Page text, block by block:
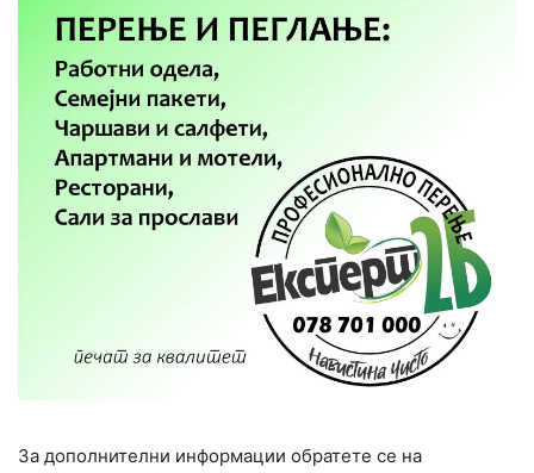
За дополнителни информации обратете се на